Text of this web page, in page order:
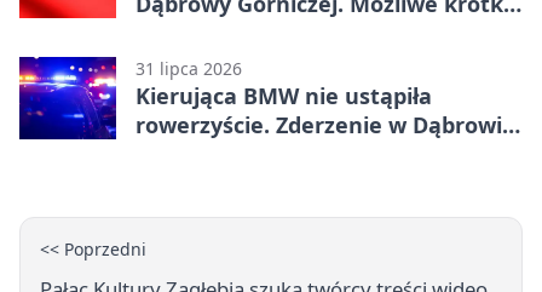
31 lipca 2026
Kierująca BMW nie ustąpiła
rowerzyście. Zderzenie w Dąbrowie
<< Poprzedni